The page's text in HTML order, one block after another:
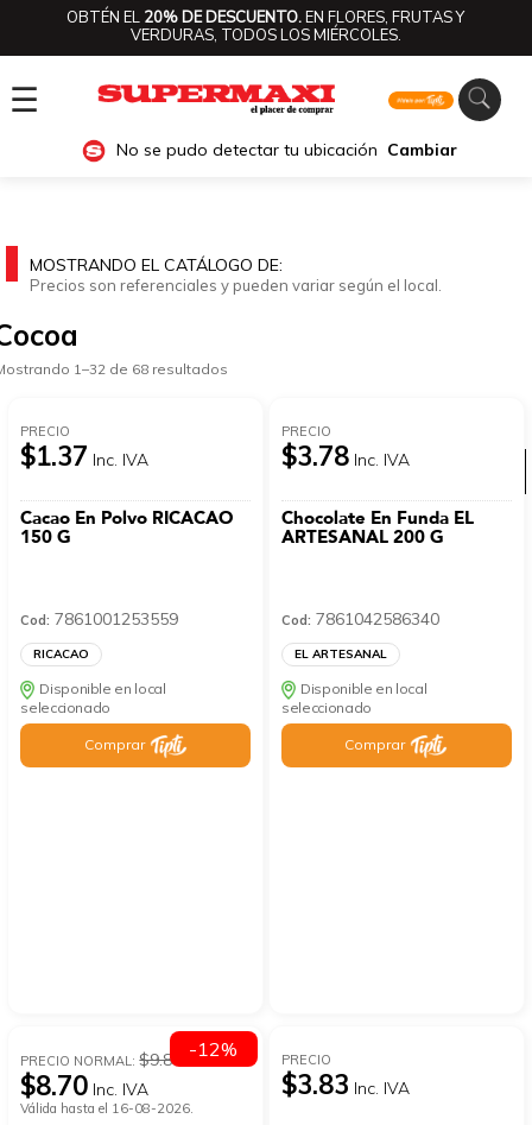
OBTÉN EL 20% DE DESCUENTO.EN FLORES, FRUTAS Y
VERDURAS, TODOS LOS MIÉRCOLES.
☰
No se pudo detectar tu ubicación Cambiar
Ver categorías
MOSTRANDO EL CATÁLOGO DE:
Precios son referenciales y pueden variar según el local.
1–32 de 68 resultados
PRECIO
$1.37 Inc. IVA
Cacao En Polvo RICACAO
150 G
Cod: 7861001253559
RICACAO
Disponible en local
seleccionado
Comprar
PRECIO
$3.78 Inc. IVA
Chocolate En Funda EL
ARTESANAL 200 G
Cod: 7861042586340
EL ARTESANAL
Disponible en local
seleccionado
Comprar
PRECIO NORMAL:$9.89
$8.70 Inc. IVA
Válida hasta el 16-08-2026.
-12% PRECIO
$3.83 Inc. IVA